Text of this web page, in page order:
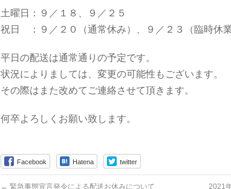
土曜日：９／１８、９／２５
祝日 ：９／２０（通常休み）、９／２３（臨時休業
平日の配送は通常通りの予定です。
状況によりましては、変更の可能性もございます。
その際はまた改めてご連絡させて頂きます。
何卒よろしくお願い致します。
Facebook Hatena twitter
← 緊急事態宣言発令による配送お休みについて 2021